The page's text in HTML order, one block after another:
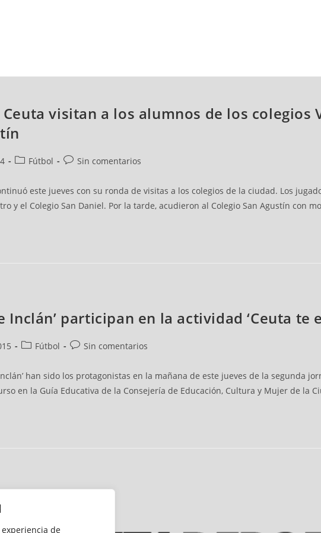
de
visitan a los alumnos de los colegios
Fútbol Sin comentarios
este jueves con su ronda de visitas a los colegios de la ciudad. Los
y el Colegio San Daniel. Por la tarde, acudieron al Colegio San Agustín con
Inclán’ participan en la actividad ‘Ceuta te
Fútbol Sin comentarios
han sido los protagonistas en la mañana de este jueves de la segunda
en la Guía Educativa de la Consejería de Educación, Cultura y Mujer de la